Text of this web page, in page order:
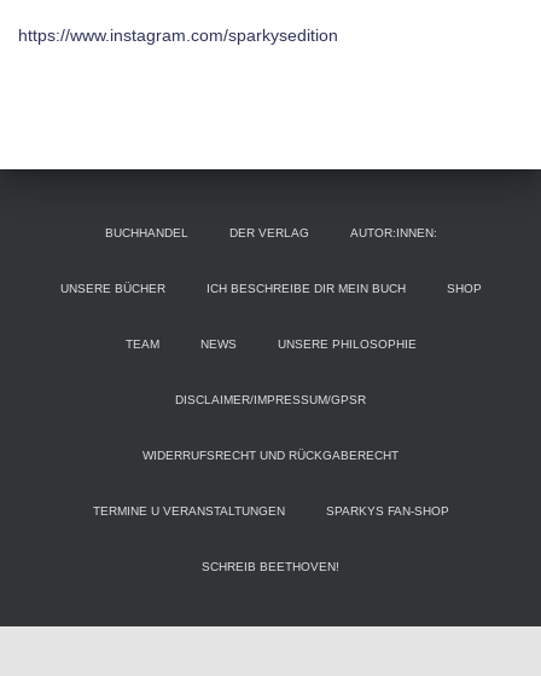
https://www.instagram.com/sparkysedition
BUCHHANDEL DER VERLAG AUTOR:INNEN:
UNSERE BÜCHER ICH BESCHREIBE DIR MEIN BUCH SHOP
TEAM NEWS UNSERE PHILOSOPHIE
DISCLAIMER/IMPRESSUM/GPSR
WIDERRUFSRECHT UND RÜCKGABERECHT
TERMINE U VERANSTALTUNGEN SPARKYS FAN-SHOP
SCHREIB BEETHOVEN!